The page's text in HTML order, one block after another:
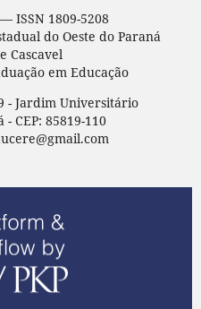
ISSN 1809-5208
do Oeste do Paraná
Cascavel
em Educação
- Jardim Universitário
- CEP: 85819-110